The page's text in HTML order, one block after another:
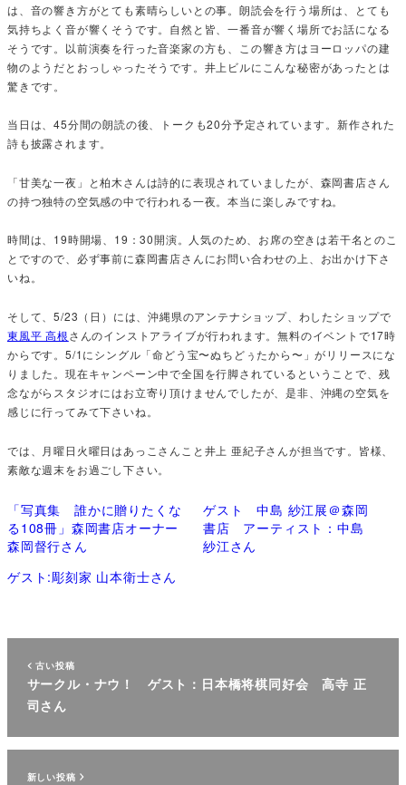
は、音の響き方がとても素晴らしいとの事。朗読会を行う場所は、とても
気持ちよく音が響くそうです。自然と皆、一番音が響く場所でお話になる
そうです。以前演奏を行った音楽家の方も、この響き方はヨーロッパの建
物のようだとおっしゃったそうです。井上ビルにこんな秘密があったとは
驚きです。
当日は、45分間の朗読の後、トークも20分予定されています。新作された
詩も披露されます。
「甘美な一夜」と柏木さんは詩的に表現されていましたが、森岡書店さん
の持つ独特の空気感の中で行われる一夜。本当に楽しみですね。
時間は、19時開場、19：30開演。人気のため、お席の空きは若干名とのこ
とですので、必ず事前に森岡書店さんにお問い合わせの上、お出かけ下さ
いね。
そして、5/23（日）には、沖縄県のアンテナショップ、わしたショップで
東風平 高根さんのインストアライブが行われます。無料のイベントで17時
からです。5/1にシングル「命どう宝〜ぬちどぅたから〜」がリリースにな
りました。現在キャンペーン中で全国を行脚されているということで、残
念ながらスタジオにはお立寄り頂けませんでしたが、是非、沖縄の空気を
感じに行ってみて下さいね。
では、月曜日火曜日はあっこさんこと井上 亜紀子さんが担当です。皆様、
素敵な週末をお過ごし下さい。
「写真集 誰かに贈りたくな
る108冊」森岡書店オーナー
森岡督行さん
ゲスト 中島 紗江展＠森岡
書店 アーティスト：中島
紗江さん
ゲスト:彫刻家 山本衛士さん
古い投稿
サークル・ナウ！ ゲスト：日本橋将棋同好会 高寺 正
司さん
新しい投稿